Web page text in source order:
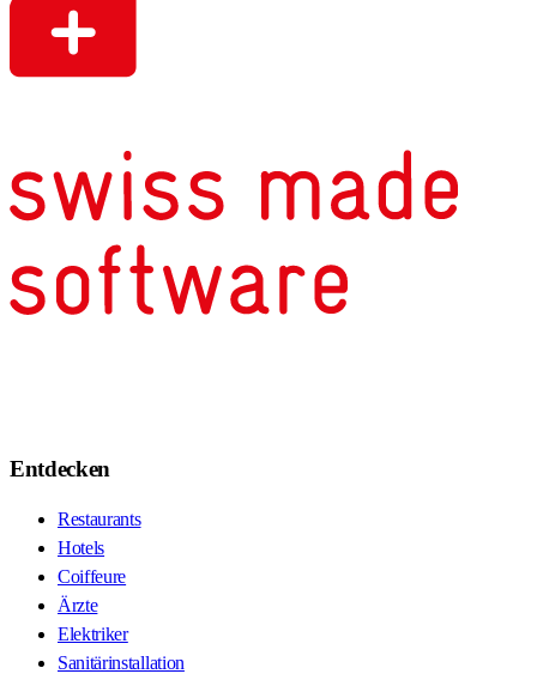
Entdecken
Restaurants
Hotels
Coiffeure
Ärzte
Elektriker
Sanitärinstallation